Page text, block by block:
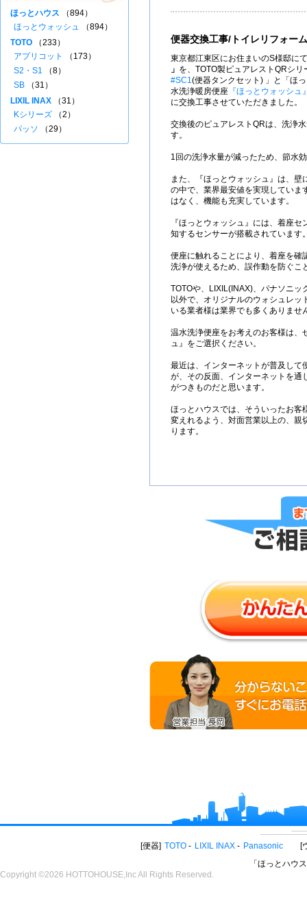
便器交換工事/トイレリフォーム
東京都江東区にお住まいのS様邸に
」 を、TOTO製ピュアレストQRシ
#SC1(便器タンクセット) 」と「ほ
水洗浄暖房便座 『ほっとウォッシュ
に交換工事させていただきました。
交換後のピュアレストQRは、洗浄
す。
1回の洗浄水量が減ったため、節水
また、『ほっとウォッシュ』は、壁
の中で、業界最安値を実現していま
はなく、機能も充実しています。
『ほっとウォッシュ』には、着座
知するセンサーが搭載されています
便座に触れることにより、着座を確
洗浄が使えるため、誤作動を防ぐこ
TOTOや、LIXIL(INAX)、パナソニッ
以外で、オリジナルのウォシュレッ
いる業者様は業界でも多くありませ
温水洗浄便座をお考えのお客様は、
ュ』をご選択ください。
最近は、インターネットが普及して
が、その反面、インターネットを通
がつきものだと思います。
ほっとハウスでは、そういったお客
変えれるよう、対面営業以上の、親
ります。
ほっとハウス （894）
ほっとウォッシュ （894）
TOTO （233）
アプリコット
（173）
S2・S1 （8）
SB （31）
LIXIL INAX （31）
Kシリーズ （2）
パッソ （29）
便器 TOTO LIXIL INAX Panasonic
「ほっとハウ
Copyright ©2026 HOTTOHOUSE,Inc All Rights Reserved.